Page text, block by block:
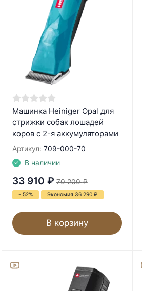
Машинка Heiniger Opal для
стрижки собак лошадей
коров с 2-я аккумуляторами
Артикул: 709-000-70
В наличии
33 910 ₽ 70 200 ₽
- 52% Экономия 36 290 ₽
В корзину